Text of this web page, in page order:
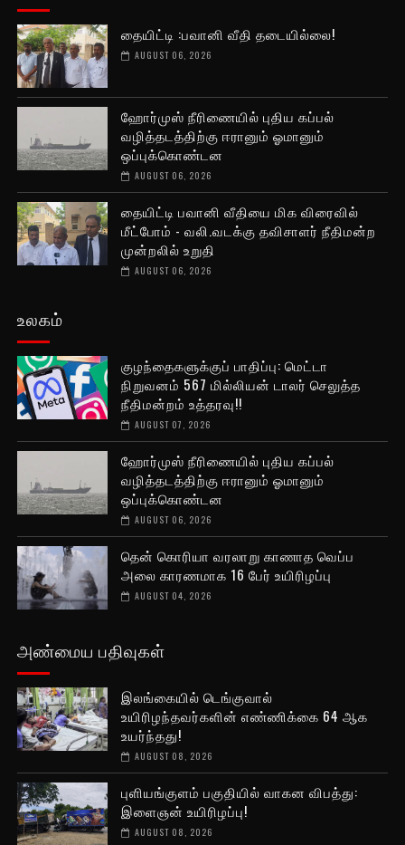
தையிட்டி :பவானி வீதி தடையில்லை!
AUGUST 06, 2026
ஹோர்முஸ் நீரிணையில் புதிய கப்பல்
வழித்தடத்திற்கு ஈரானும் ஓமானும்
ஒப்புக்கொண்டன
AUGUST 06, 2026
தையிட்டி பவானி வீதியை மிக விரைவில்
மீட்போம் - வலி.வடக்கு தவிசாளர் நீதிமன்ற
முன்றலில் உறுதி
AUGUST 06, 2026
உலகம்
குழந்தைகளுக்குப் பாதிப்பு: மெட்டா
நிறுவனம் 567 மில்லியன் டாலர் செலுத்த
நீதிமன்றம் உத்தரவு!!
AUGUST 07, 2026
ஹோர்முஸ் நீரிணையில் புதிய கப்பல்
வழித்தடத்திற்கு ஈரானும் ஓமானும்
ஒப்புக்கொண்டன
AUGUST 06, 2026
தென் கொரியா வரலாறு காணாத வெப்ப
அலை காரணமாக 16 பேர் உயிரிழப்பு
AUGUST 04, 2026
அண்மைய பதிவுகள்
இலங்கையில் டெங்குவால்
உயிரிழந்தவர்களின் எண்ணிக்கை 64 ஆக
உயர்ந்தது!
AUGUST 08, 2026
புளியங்குளம் பகுதியில் வாகன விபத்து:
இளைஞன் உயிரிழப்பு!
AUGUST 08, 2026